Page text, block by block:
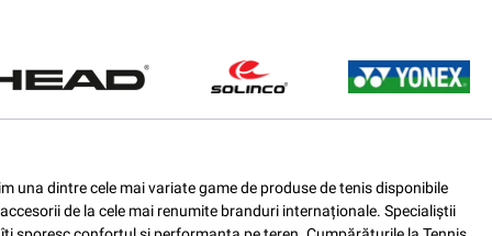
una dintre cele mai variate game de produse de tenis disponibile
de la cele mai renumite branduri internaționale. Specialiștii